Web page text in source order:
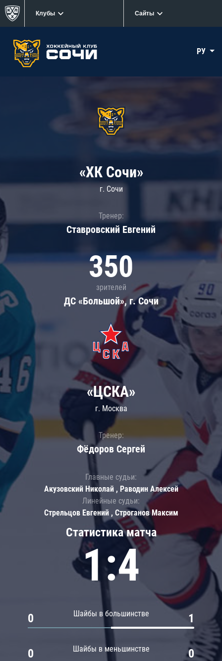
Клубы Сайты
РУ
«ХК Сочи»
г. Сочи
Тренер:
Ставровский Евгений
350
зрителей
ДС «Большой», г. Сочи
Статистика матча
1:4
Шайбы в большинстве
0 1
Шайбы в меньшинстве
0 0
«ЦСКА»
г. Москва
Тренер:
Фёдоров Сергей
Главные судьи:
Акузовский Николай , Раводин Алексей
Линейные судьи:
Стрельцов Евгений , Строганов Максим